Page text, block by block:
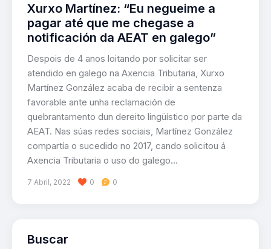
Xurxo Martínez: “Eu negueime a
pagar até que me chegase a
notificación da AEAT en galego”
Despois de 4 anos loitando por solicitar ser
atendido en galego na Axencia Tributaria, Xurxo
Martínez González acaba de recibir a sentenza
favorable ante unha reclamación de
quebrantamento dun dereito lingüístico por parte da
AEAT. Nas súas redes sociais, Martínez González
compartía o sucedido no 2017, cando solicitou á
Axencia Tributaria o uso do galego…
7 Abril, 2022 0 0
Buscar